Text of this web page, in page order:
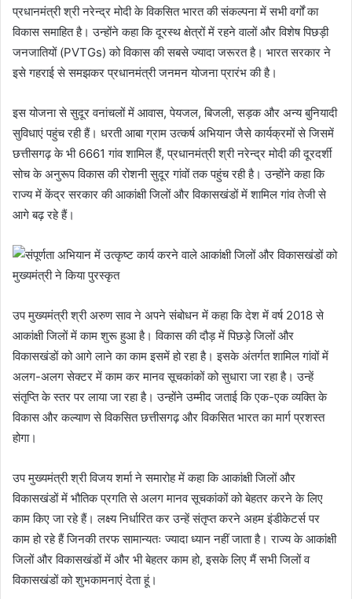
प्रधानमंत्री श्री नरेन्द्र मोदी के विकसित भारत की संकल्पना में सभी वर्गों का
विकास समाहित है। उन्होंने कहा कि दूरस्थ क्षेत्रों में रहने वालों और विशेष पिछड़ी
जनजातियों (PVTGs) को विकास की सबसे ज्यादा जरूरत है। भारत सरकार ने
इसे गहराई से समझकर प्रधानमंत्री जनमन योजना प्रारंभ की है।
इस योजना से सुदूर वनांचलों में आवास, पेयजल, बिजली, सड़क और अन्य बुनियादी
सुविधाएं पहुंच रही हैं। धरती आबा ग्राम उत्कर्ष अभियान जैसे कार्यक्रमों से जिसमें
छत्तीसगढ़ के भी 6661 गांव शामिल हैं, प्रधानमंत्री श्री नरेन्द्र मोदी की दूरदर्शी
सोच के अनुरूप विकास की रोशनी सुदूर गांवों तक पहुंच रही है। उन्होंने कहा कि
राज्य में केंद्र सरकार की आकांक्षी जिलों और विकासखंडों में शामिल गांव तेजी से
आगे बढ़ रहे हैं।
उप मुख्यमंत्री श्री अरुण साव ने अपने संबोधन में कहा कि देश में वर्ष 2018 से
आकांक्षी जिलों में काम शुरू हुआ है। विकास की दौड़ में पिछड़े जिलों और
विकासखंडों को आगे लाने का काम इसमें हो रहा है। इसके अंतर्गत शामिल गांवों में
अलग-अलग सेक्टर में काम कर मानव सूचकांकों को सुधारा जा रहा है। उन्हें
संतृप्ति के स्तर पर लाया जा रहा है। उन्होंने उम्मीद जताई कि एक-एक व्यक्ति के
विकास और कल्याण से विकसित छत्तीसगढ़ और विकसित भारत का मार्ग प्रशस्त
होगा।
उप मुख्यमंत्री श्री विजय शर्मा ने समारोह में कहा कि आकांक्षी जिलों और
विकासखंडों में भौतिक प्रगति से अलग मानव सूचकांकों को बेहतर करने के लिए
काम किए जा रहे हैं। लक्ष्य निर्धारित कर उन्हें संतृप्त करने अहम इंडीकेटर्स पर
काम हो रहे हैं जिनकी तरफ सामान्यतः ज्यादा ध्यान नहीं जाता है। राज्य के आकांक्षी
जिलों और विकासखंडों में और भी बेहतर काम हो, इसके लिए मैं सभी जिलों व
विकासखंडों को शुभकामनाएं देता हूं।